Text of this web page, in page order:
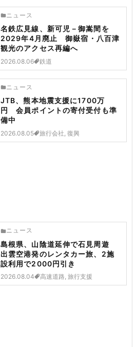
ニュース
名鉄広見線、新可児－御嵩間を
2029年4月廃止 御嶽宿・八百津
観光のアクセス再編へ
2026.08.06 鉄道
ニュース
JTB、熊本地震支援に1700万
円 会員ポイントの寄付受付も準
備中
2026.08.05 旅行会社, 復興
ニュース
島根県、山陰道延伸で石見周遊
出雲空港発のレンタカー旅、2施
設利用で2000円引き
2026.08.04 高速道路, 旅行支援